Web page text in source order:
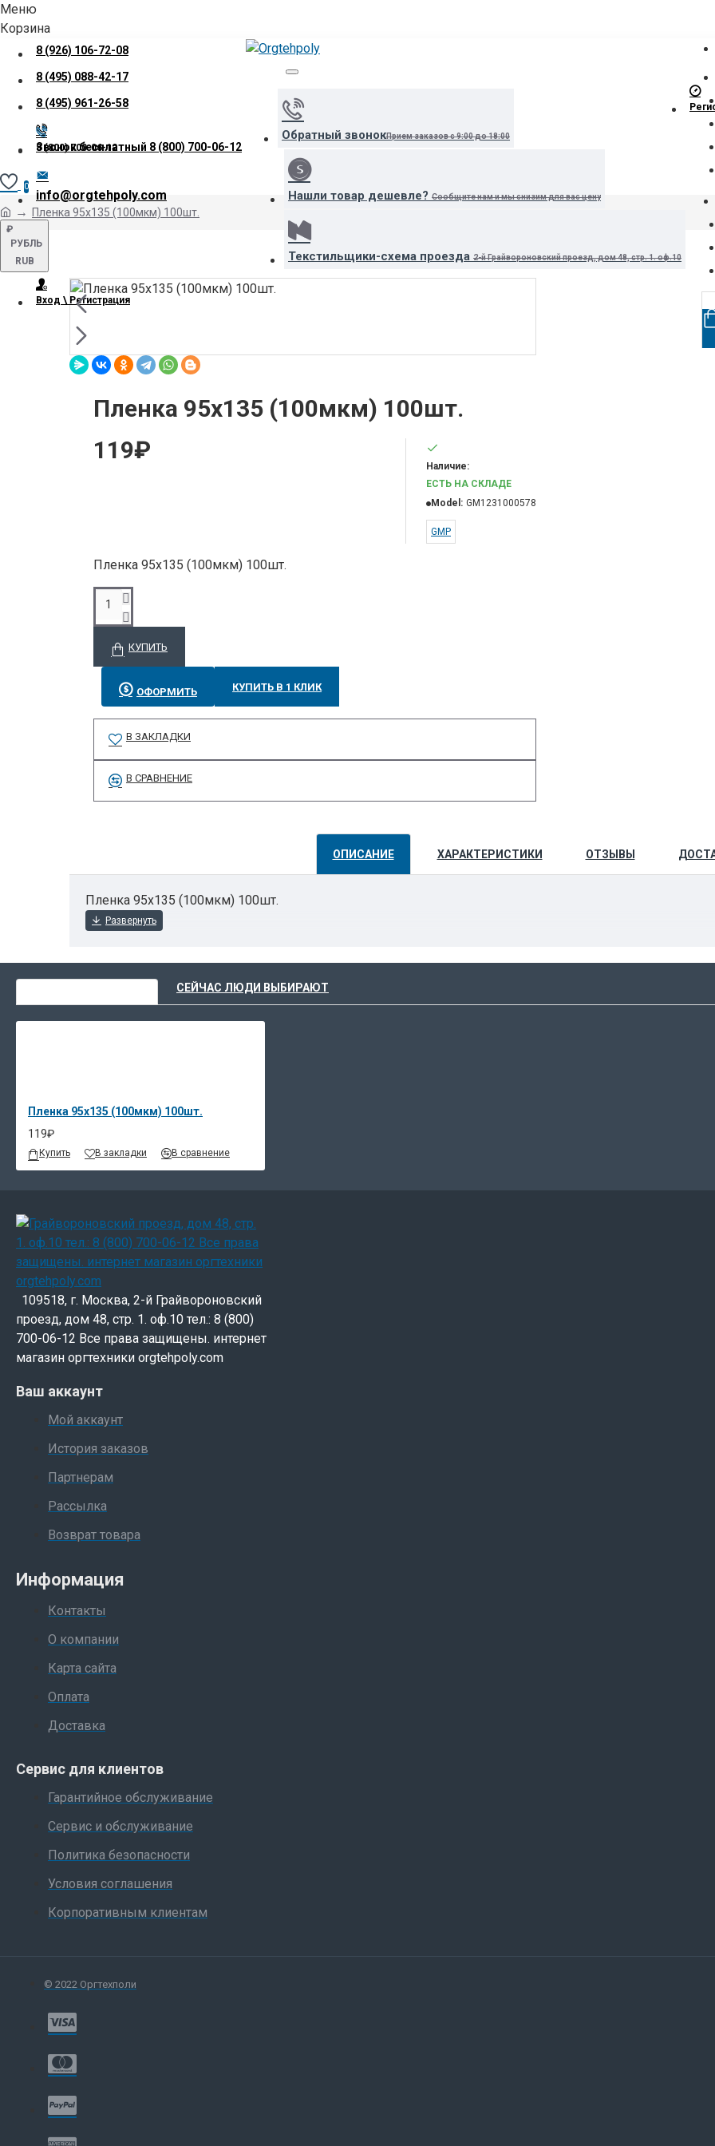
Меню
Корзина
8 (926) 106-72-08
8 (495) 088-42-17
8 (495) 961-26-58
Звонок бесплатный 8 (800) 700-06-12
info@orgtehpoly.com
₽
РУБЛЬ
RUB
Вход \ Регистрация
Обратный звонокПрием заказов с 9:00 до 18:00
Нашли товар дешевле? Сообщите нам и мы снизим для вас цену
Текстильщики-схема проезда 2-й Грайвороновский проезд, дом 48, стр. 1. оф.10
8 (800) 700-06-12
0
Пленка 95х135 (100мкм) 100шт.
Пленка 95х135 (100мкм) 100шт.
119₽
Наличие:
ЕСТЬ НА СКЛАДЕ
Model: GM1231000578
GMP
Пленка 95х135 (100мкм) 100шт.
КУПИТЬ
ОФОРМИТЬ КУПИТЬ В 1 КЛИК
В ЗАКЛАДКИ
В СРАВНЕНИЕ
ОПИСАНИЕ ХАРАКТЕРИСТИКИ ОТЗЫВЫ
Пленка 95х135 (100мкм) 100шт.
СЕЙЧАС ЛЮДИ ВЫБИРАЮТ
Пленка 95х135 (100мкм) 100шт.
119₽
Купить В закладки В сравнение
109518, г. Москва, 2-й Грайвороновский
проезд, дом 48, стр. 1. оф.10 тел.: 8 (800)
700-06-12 Все права защищены. интернет
магазин оргтехники orgtehpoly.com
Ваш аккаунт
Мой аккаунт
История заказов
Партнерам
Рассылка
Возврат товара
Информация
Контакты
О компании
Карта сайта
Оплата
Доставка
Сервис для клиентов
Гарантийное обслуживание
Сервис и обслуживание
Политика безопасности
Условия соглашения
Корпоративным клиентам
© 2022 Оргтехполи